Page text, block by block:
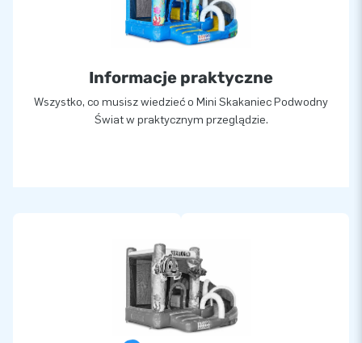
Informacje praktyczne
Wszystko, co musisz wiedzieć o Mini Skakaniec Podwodny
Świat w praktycznym przeglądzie.